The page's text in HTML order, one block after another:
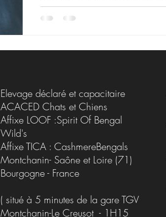
réalités de l’élevage félin responsable.
Elevage déclaré et capacitaire
ACACED Chats et Chiens
Affixe LOOF :Spirit Of Bengal
Wild's
Affixe TICA : CashmereBengals
Montchanin- Saône et Loire (71)
Bourgogne - France
( situé à 5 minutes de la gare TGV
Montchanin-Le Creusot - 1H15